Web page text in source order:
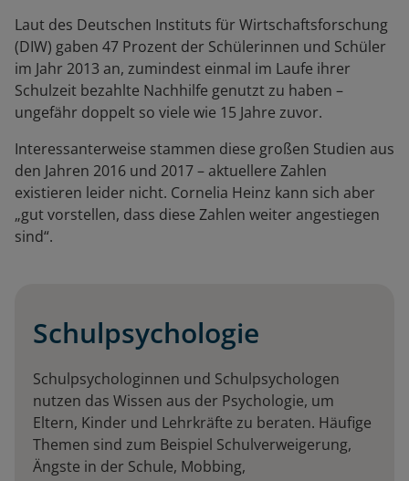
Laut des Deutschen Instituts für Wirtschaftsforschung
(DIW) gaben 47 Prozent der Schülerinnen und Schüler
im Jahr 2013 an, zumindest einmal im Laufe ihrer
Schulzeit bezahlte Nachhilfe genutzt zu haben –
ungefähr doppelt so viele wie 15 Jahre zuvor.
Interessanterweise stammen diese großen Studien aus
den Jahren 2016 und 2017 – aktuellere Zahlen
existieren leider nicht. Cornelia Heinz kann sich aber
„gut vorstellen, dass diese Zahlen weiter angestiegen
sind“.
Schulpsychologie
Schulpsychologinnen und Schulpsychologen
nutzen das Wissen aus der Psychologie, um
Eltern, Kinder und Lehrkräfte zu beraten. Häufige
Themen sind zum Beispiel Schulverweigerung,
Ängste in der Schule, Mobbing,